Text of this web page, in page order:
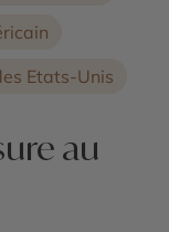
Etats-Unis
au